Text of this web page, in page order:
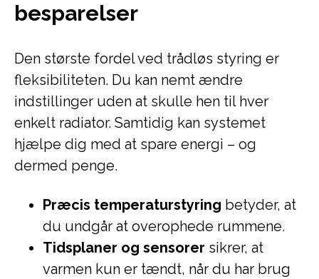
besparelser
Den største fordel ved trådløs styring er
fleksibiliteten. Du kan nemt ændre
indstillinger uden at skulle hen til hver
enkelt radiator. Samtidig kan systemet
hjælpe dig med at spare energi – og
dermed penge.
Præcis temperaturstyring betyder, at
du undgår at overophede rummene.
Tidsplaner og sensorer sikrer, at
varmen kun er tændt, når du har brug